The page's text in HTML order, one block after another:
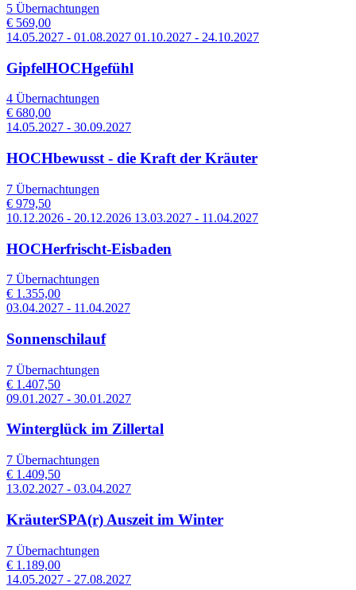
5 Übernachtungen
€ 569,00
14.05.2027 - 01.08.2027 01.10.2027 - 24.10.2027
GipfelHOCHgefühl
4 Übernachtungen
€ 680,00
14.05.2027 - 30.09.2027
HOCHbewusst - die Kraft der Kräuter
7 Übernachtungen
€ 979,50
10.12.2026 - 20.12.2026 13.03.2027 - 11.04.2027
HOCHerfrischt-Eisbaden
7 Übernachtungen
€ 1.355,00
03.04.2027 - 11.04.2027
Sonnenschilauf
7 Übernachtungen
€ 1.407,50
09.01.2027 - 30.01.2027
Winterglück im Zillertal
7 Übernachtungen
€ 1.409,50
13.02.2027 - 03.04.2027
KräuterSPA(r) Auszeit im Winter
7 Übernachtungen
€ 1.189,00
14.05.2027 - 27.08.2027